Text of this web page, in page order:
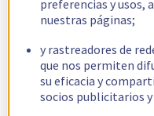
preferencias y usos,
nuestras páginas;
y rastreadores de
que nos permiten
su eficacia y
socios publicitarios y